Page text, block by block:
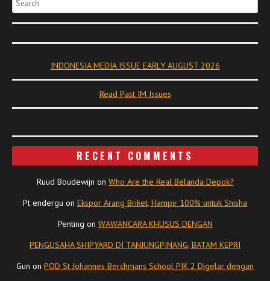
INDONESIA MEDIA ISSUE EARLY AUGUST 2026
Read Past IM Issues
RECENT COMMENTS
Ruud Boudewijn on Who Are the Real Belanda Depok?
Pt endergu on Ekspor Arang Briket, Hampir 100% untuk Shisha
Penting on WAWANCARA KHUSUS DENGAN
PENGUSAHA SHIPYARD DI TANJUNGPINANG, BATAM KEPRI
Gun on POD St Johannes Berchmans School PIK 2 Digelar dengan